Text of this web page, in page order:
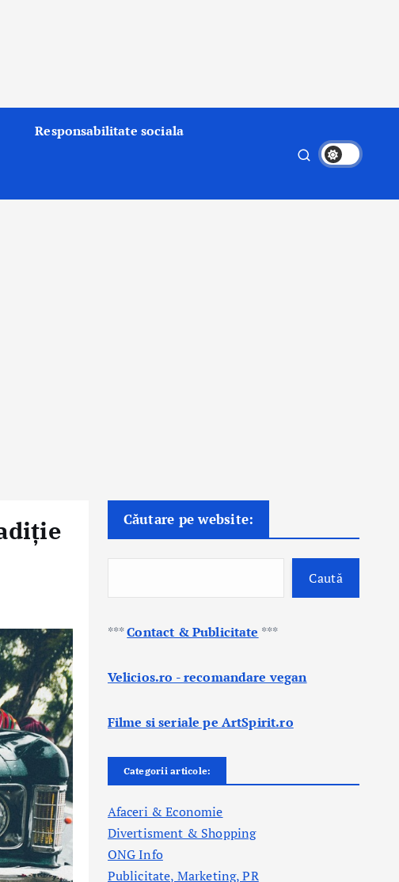
Responsabilitate sociala
Căutare pe website:
Caută
***Contact & Publicitate ***
Velicios.ro - recomandare vegan
Filme si seriale pe ArtSpirit.ro
Categorii articole:
Afaceri & Economie
Divertisment & Shopping
ONG Info
Publicitate, Marketing, PR